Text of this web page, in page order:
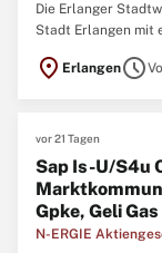
Die Erlanger
Stadt Erlangen mit
Euro.
Strom, Wärme,
location_on Erlangenschedule
vor 21 Tagen
Sap Is-U/S4u
Gpke, Geli
N-ERGIE